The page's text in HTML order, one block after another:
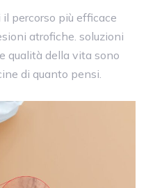
il percorso più efficace
atrofiche. soluzioni
qualità della vita sono
di quanto pensi.